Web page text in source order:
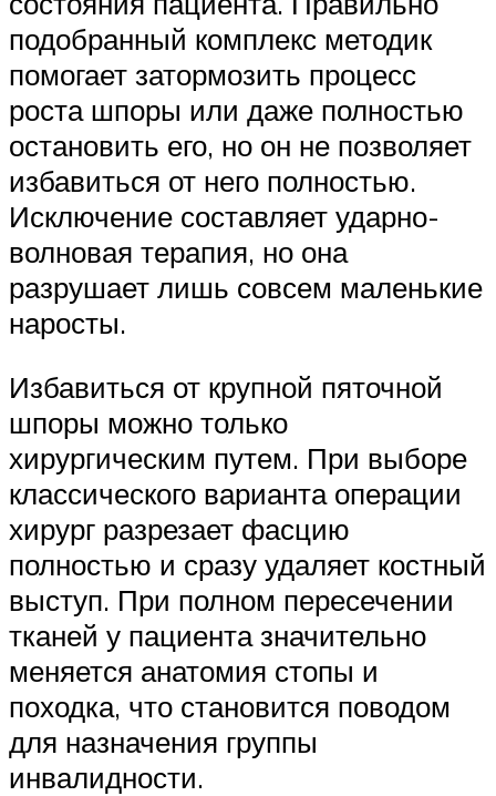
подобранный комплекс методик
помогает затормозить процесс
роста шпоры или даже полностью
остановить его, но он не позволяет
избавиться от него полностью.
Исключение составляет ударно-
волновая терапия, но она
разрушает лишь совсем маленькие
наросты.
Избавиться от крупной пяточной
шпоры можно только
хирургическим путем. При выборе
классического варианта операции
хирург разрезает фасцию
полностью и сразу удаляет костный
выступ. При полном пересечении
тканей у пациента значительно
меняется анатомия стопы и
походка, что становится поводом
для назначения группы
инвалидности.